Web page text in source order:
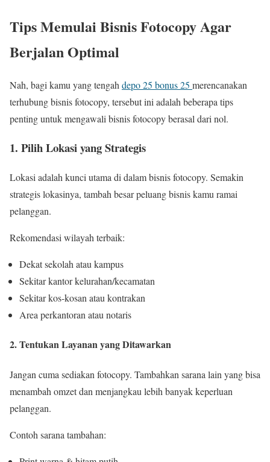
Tips Memulai Bisnis Fotocopy Agar
Berjalan Optimal
Nah, bagi kamu yang tengah depo 25 bonus 25 merencanakan
terhubung bisnis fotocopy, tersebut ini adalah beberapa tips
penting untuk mengawali bisnis fotocopy berasal dari nol.
1. Pilih Lokasi yang Strategis
Lokasi adalah kunci utama di dalam bisnis fotocopy. Semakin
strategis lokasinya, tambah besar peluang bisnis kamu ramai
pelanggan.
Rekomendasi wilayah terbaik:
Dekat sekolah atau kampus
Sekitar kantor kelurahan/kecamatan
Sekitar kos-kosan atau kontrakan
Area perkantoran atau notaris
2. Tentukan Layanan yang Ditawarkan
Jangan cuma sediakan fotocopy. Tambahkan sarana lain yang bisa
menambah omzet dan menjangkau lebih banyak keperluan
pelanggan.
Contoh sarana tambahan: